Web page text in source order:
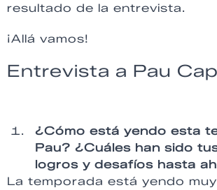
resultado de la entrevista.
¡Allá vamos!
Entrevista a Pau
¿Cómo está yendo esta
Pau? ¿Cuáles han sido
logros y desafíos hasta
La temporada está yendo